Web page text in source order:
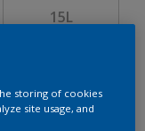
15L
storing of cookies
site usage, and